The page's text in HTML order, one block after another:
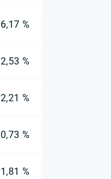
6,17 %
2,53 %
2,21 %
0,73 %
1,81 %